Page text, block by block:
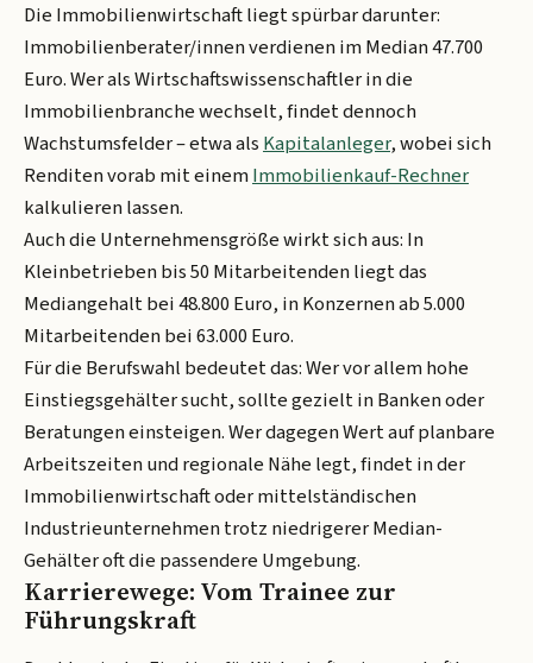
Die Immobilienwirtschaft liegt spürbar darunter:
Immobilienberater/innen verdienen im Median 47.700
Euro. Wer als Wirtschaftswissenschaftler in die
Immobilienbranche wechselt, findet dennoch
Wachstumsfelder – etwa alsKapitalanleger, wobei sich
Renditen vorab mit einemImmobilienkauf-Rechner
kalkulieren lassen.
Auch die Unternehmensgröße wirkt sich aus: In
Kleinbetrieben bis 50 Mitarbeitenden liegt das
Mediangehalt bei 48.800 Euro, in Konzernen ab 5.000
Mitarbeitenden bei 63.000 Euro.
Für die Berufswahl bedeutet das: Wer vor allem hohe
Einstiegsgehälter sucht, sollte gezielt in Banken oder
Beratungen einsteigen. Wer dagegen Wert auf planbare
Arbeitszeiten und regionale Nähe legt, findet in der
Immobilienwirtschaft oder mittelständischen
Industrieunternehmen trotz niedrigerer Median-
Gehälter oft die passendere Umgebung.
Karrierewege: Vom Trainee zur
Führungskraft